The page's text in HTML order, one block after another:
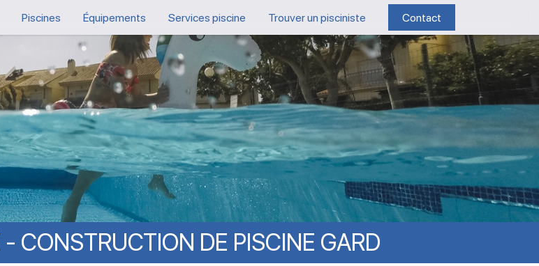
Piscines Équipements Services piscine Trouver un pisciniste Contact
- CONSTRUCTION DE PISCINE GARD